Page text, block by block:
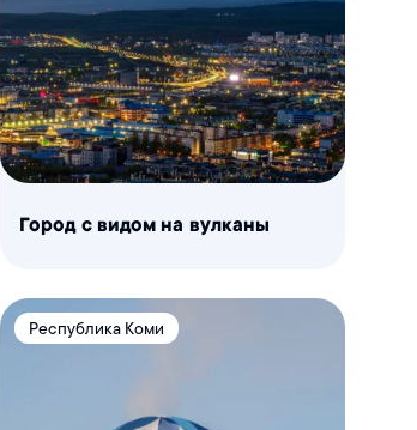
Город с видом на вулканы
Республика Коми